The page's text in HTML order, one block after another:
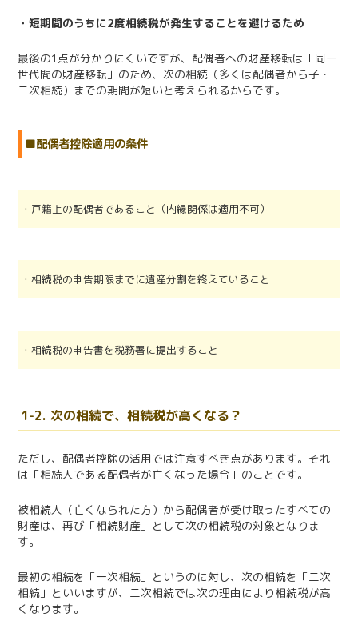
・短期間のうちに2度相続税が発生することを避けるため
最後の1点が分かりにくいですが、配偶者への財産移転は「同一
世代間の財産移転」のため、次の相続（多くは配偶者から子・
二次相続）までの期間が短いと考えられるからです。
■配偶者控除適用の条件
・戸籍上の配偶者であること（内縁関係は適用不可）
・相続税の申告期限までに遺産分割を終えていること
・相続税の申告書を税務署に提出すること
1-2. 次の相続で、相続税が高くなる？
ただし、配偶者控除の活用では注意すべき点があります。それ
は「相続人である配偶者が亡くなった場合」のことです。
被相続人（亡くなられた方）から配偶者が受け取ったすべての
財産は、再び「相続財産」として次の相続税の対象となりま
す。
最初の相続を「一次相続」というのに対し、次の相続を「二次
相続」といいますが、二次相続では次の理由により相続税が高
くなります。